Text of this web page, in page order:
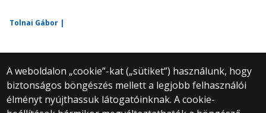
Tolnai Gábor |
A weboldalon „cookie”-kat („sütiket”) használunk, hogy
biztonságos böngészés mellett a legjobb felhasználói
élményt nyújthassuk látogatóinknak. A cookie-
© 2025 Eötvös Loránd Tudományegyetem
Minden jog fenntartva.